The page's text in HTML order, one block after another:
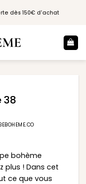
dès 150€ d'achat
38
bohème
plus ! Dans cet
ce que vous